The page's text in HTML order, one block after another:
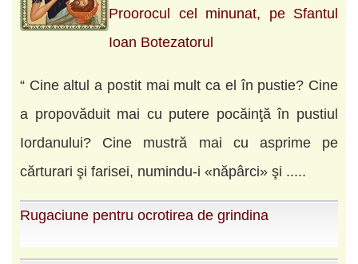
Proorocul cel minunat, pe Sfantul
Ioan Botezatorul
“ Cine altul a postit mai mult ca el în pustie? Cine
a propovăduit mai cu putere pocăinţă în pustiul
Iordanului? Cine mustră mai cu asprime pe
cărturari şi farisei, numindu-i «năpârci» şi .....
Rugaciune pentru ocrotirea de grindina